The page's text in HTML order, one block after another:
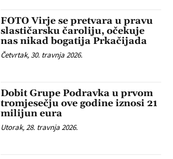
FOTO Virje se pretvara u pravu
slastičarsku čaroliju, očekuje
nas nikad bogatija Prkačijada
Četvrtak, 30. travnja 2026.
Dobit Grupe Podravka u prvom
tromjesečju ove godine iznosi 21
milijun eura
Utorak, 28. travnja 2026.